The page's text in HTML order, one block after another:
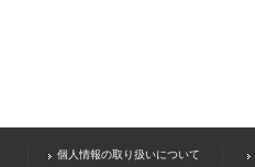
個人情報の取り扱いについて